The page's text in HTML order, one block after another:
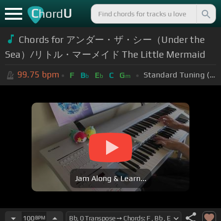
ChordU
Chords for アンダー・ザ・シー（Under the
Sea）/リトル・マーメイド The Little Mermaid
99.75 bpm F Bb Eb C Gm Standard Tuning (EADGBE)
Jam Along & Learn...
100BPM